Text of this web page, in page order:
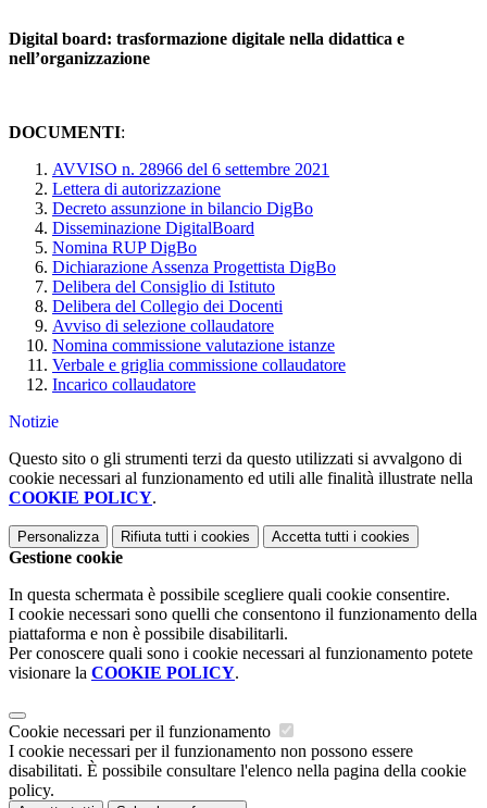
Digital board: trasformazione digitale nella didattica e
nell’organizzazione
DOCUMENTI:
AVVISO n. 28966 del 6 settembre 2021
Lettera di autorizzazione
Decreto assunzione in bilancio DigBo
Disseminazione DigitalBoard
Nomina RUP DigBo
Dichiarazione Assenza Progettista DigBo
Delibera del Consiglio di Istituto
Delibera del Collegio dei Docenti
Avviso di selezione collaudatore
Nomina commissione valutazione istanze
Verbale e griglia commissione collaudatore
Incarico collaudatore
Notizie
Questo sito o gli strumenti terzi da questo utilizzati si avvalgono di
cookie necessari al funzionamento ed utili alle finalità illustrate nella
COOKIE POLICY.
Personalizza Rifiuta tutti i cookies Accetta tutti i cookies
Gestione cookie
In questa schermata è possibile scegliere quali cookie consentire.
I cookie necessari sono quelli che consentono il funzionamento della
piattaforma e non è possibile disabilitarli.
Per conoscere quali sono i cookie necessari al funzionamento potete
visionare la COOKIE POLICY.
Cookie necessari per il funzionamento
I cookie necessari per il funzionamento non possono essere
disabilitati. È possibile consultare l'elenco nella pagina della cookie
policy.